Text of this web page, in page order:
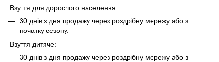
Взуття для дорослого населення:
30 днів з дня продажу через роздрібну мережу або з
початку сезону.
Взуття дитяче:
30 днів з дня продажу через роздрібну мережу або з